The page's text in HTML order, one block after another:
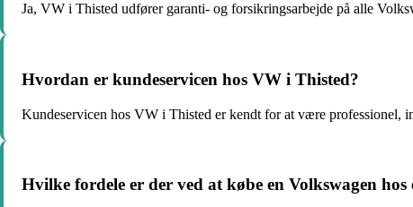
Ja, VW i Thisted udfører garanti- og forsikringsarbejde på alle
Hvordan er kundeservicen hos VW i Thisted?
Kundeservicen hos VW i Thisted er kendt for at være professionel,
Hvilke fordele er der ved at købe en Volkswagen